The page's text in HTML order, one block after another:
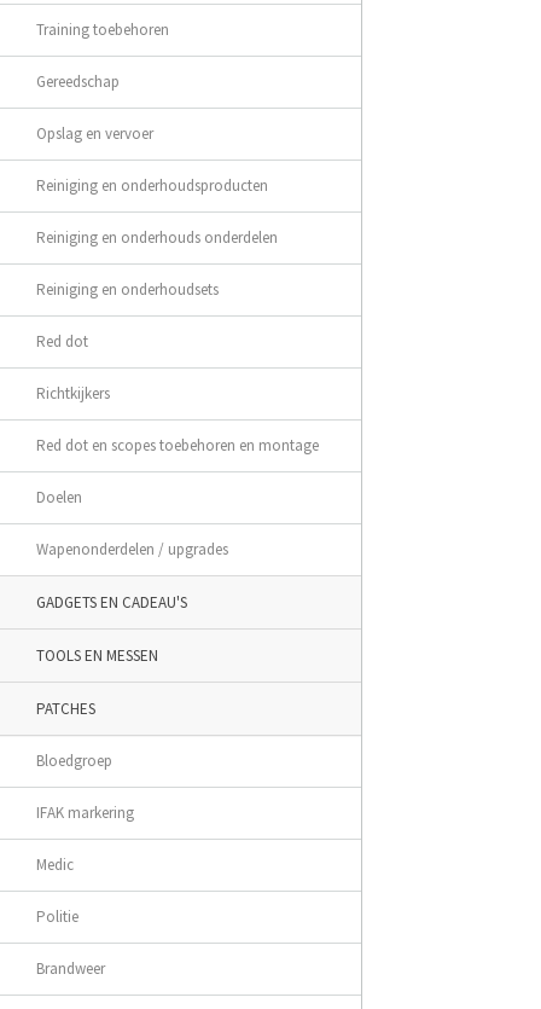
Training toebehoren
Gereedschap
Opslag en vervoer
Reiniging en onderhoudsproducten
Reiniging en onderhouds onderdelen
Reiniging en onderhoudsets
Red dot
Richtkijkers
Red dot en scopes toebehoren en montage
Doelen
Wapenonderdelen / upgrades
GADGETS EN CADEAU'S
TOOLS EN MESSEN
PATCHES
Bloedgroep
IFAK markering
Medic
Politie
Brandweer